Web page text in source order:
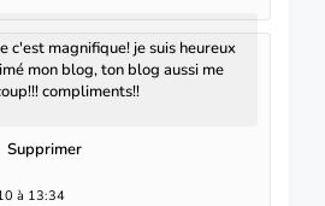
c'est magnifique! je suis heureux
mon blog, ton blog aussi me
compliments!!
Supprimer
à 13:34